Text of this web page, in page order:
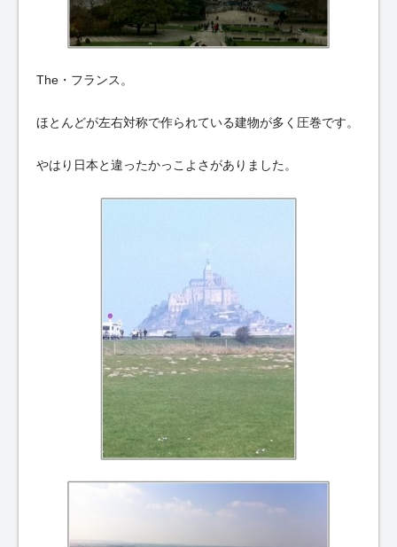
The・フランス。
ほとんどが左右対称で作られている建物が多く圧巻です。
やはり日本と違ったかっこよさがありました。